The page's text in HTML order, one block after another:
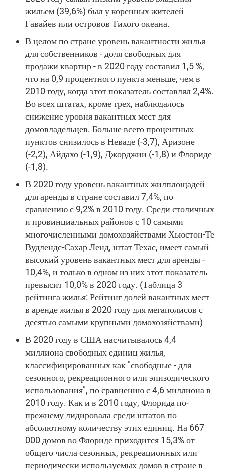
жильем (39,6%) был у коренных жителей
Гавайев или островов Тихого океана.
В целом по стране уровень вакантности жилья
для собственников - доля свободных для
продажи квартир - в 2020 году составил 1,5 %,
что на 0,9 процентного пункта меньше, чем в
2010 году, когда этот показатель составлял 2,4%.
Во всех штатах, кроме трех, наблюдалось
снижение уровня вакантных мест для
домовладельцев. Больше всего процентных
пунктов снизилось в Неваде (-3,7), Аризоне
(-2,2), Айдахо (-1,9), Джорджии (-1,8) и Флориде
(-1,8).
В 2020 году уровень вакантных жилплощадей
для аренды в стране составил 7,4%, по
сравнению с 9,2% в 2010 году. Среди столичных
и провинциальных районов с 10 самыми
многочисленными домохозяйствами Хьюстон-Те
Вудлендс-Сахар Ленд, штат Техас, имеет самый
высокий уровень вакантных мест для аренды -
10,4%, и только в одном из них этот показатель
превысит 10,0% в 2020 году. (Таблица 3
рейтинга жилья: Рейтинг долей вакантных мест
в аренде жилья в 2020 году для мегаполисов с
десятью самыми крупными домохозяйствами)
В 2020 году в США насчитывалось 4,4
миллиона свободных единиц жилья,
классифицированных как "свободные - для
сезонного, рекреационного или эпизодического
использования", по сравнению с 4,6 миллиона в
2010 году. Как и в 2010 году, Флорида по-
прежнему лидировала среди штатов по
абсолютному количеству этих единиц. На 667
000 домов во Флориде приходится 15,3% от
общего числа сезонных, рекреационных или
периодически используемых домов в стране в